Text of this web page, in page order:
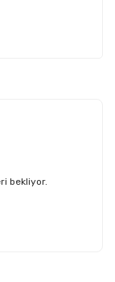
bekliyor.